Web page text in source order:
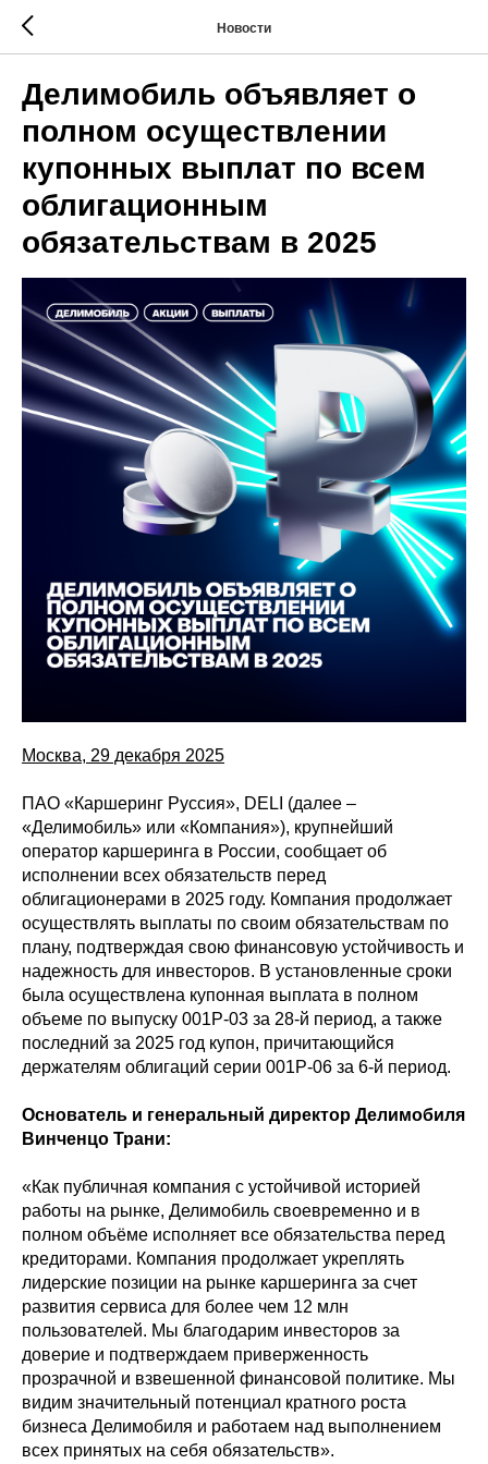
Новости
Делимобиль объявляет о
полном осуществлении
купонных выплат по всем
облигационным
обязательствам в 2025
Москва, 29 декабря 2025
ПАО «Каршеринг Руссия», DELI (далее –
«Делимобиль» или «Компания»), крупнейший
оператор каршеринга в России, сообщает об
исполнении всех обязательств перед
облигационерами в 2025 году. Компания продолжает
осуществлять выплаты по своим обязательствам по
плану, подтверждая свою финансовую устойчивость и
надежность для инвесторов. В установленные сроки
была осуществлена купонная выплата в полном
объеме по выпуску 001P-03 за 28-й период, а также
последний за 2025 год купон, причитающийся
держателям облигаций серии 001Р-06 за 6-й период.
Основатель и генеральный директор Делимобиля
Винченцо Трани:
«Как публичная компания с устойчивой историей
работы на рынке, Делимобиль своевременно и в
полном объёме исполняет все обязательства перед
кредиторами. Компания продолжает укреплять
лидерские позиции на рынке каршеринга за счет
развития сервиса для более чем 12 млн
пользователей. Мы благодарим инвесторов за
доверие и подтверждаем приверженность
прозрачной и взвешенной финансовой политике. Мы
видим значительный потенциал кратного роста
бизнеса Делимобиля и работаем над выполнением
всех принятых на себя обязательств».